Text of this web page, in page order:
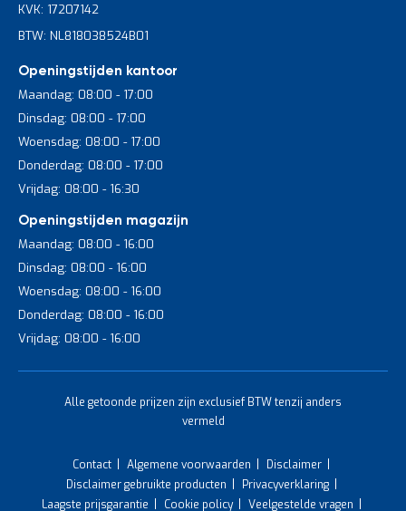
KVK: 17207142
BTW: NL818038524B01
Openingstijden kantoor
Maandag: 08:00 - 17:00
Dinsdag: 08:00 - 17:00
Woensdag: 08:00 - 17:00
Donderdag: 08:00 - 17:00
Vrijdag: 08:00 - 16:30
Openingstijden magazijn
Maandag: 08:00 - 16:00
Dinsdag: 08:00 - 16:00
Woensdag: 08:00 - 16:00
Donderdag: 08:00 - 16:00
Vrijdag: 08:00 - 16:00
Alle getoonde prijzen zijn exclusief BTW tenzij anders
vermeld
Contact Algemene voorwaarden
Disclaimer
Disclaimer gebruikte producten
Privacyverklaring
Laagste prijsgarantie
Cookie policy Veelgestelde vragen